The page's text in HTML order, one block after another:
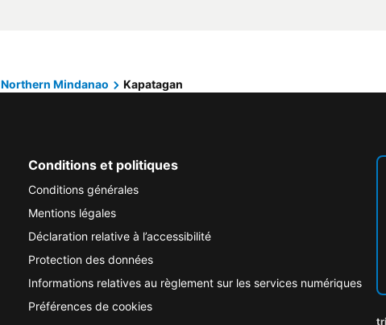
Northern Mindanao Kapatagan
Conditions et politiques
Conditions générales
Mentions légales
Déclaration relative à l’accessibilité
Protection des données
Informations relatives au règlement sur les services numériques
Préférences de cookies